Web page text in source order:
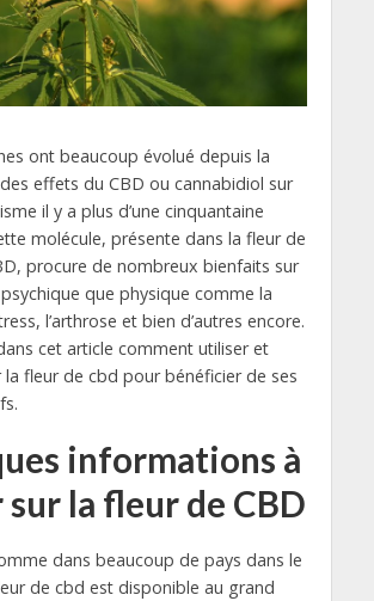
ont beaucoup évolué depuis la
effets du CBD ou cannabidiol sur
il y a plus d’une cinquantaine
molécule, présente dans la fleur de
procure de nombreux bienfaits sur
que physique comme la
l’arthrose et bien d’autres encore.
cet article comment utiliser et
fleur de cbd pour bénéficier de ses
informations à
la fleur de CBD
dans beaucoup de pays dans le
de cbd est disponible au grand